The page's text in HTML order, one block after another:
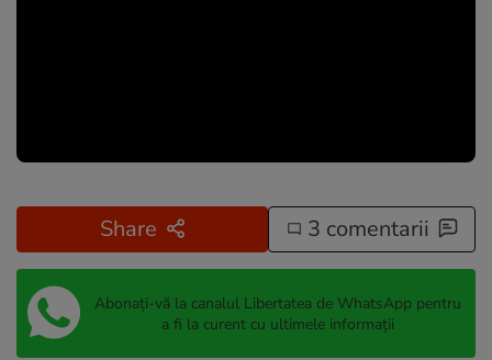
Share 3 comentarii
Abonați-vă la canalul Libertatea de WhatsApp pentru
a fi la curent cu ultimele informații